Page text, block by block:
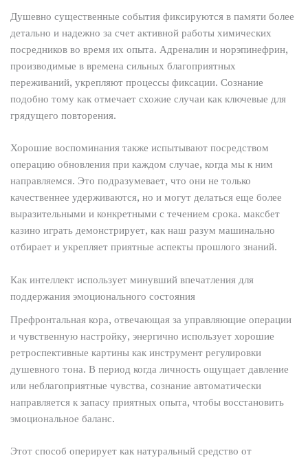
Душевно существенные события фиксируются в памяти более
детально и надежно за счет активной работы химических
посредников во время их опыта. Адреналин и норэпинефрин,
производимые в времена сильных благоприятных
переживаний, укрепляют процессы фиксации. Сознание
подобно тому как отмечает схожие случаи как ключевые для
грядущего повторения.
Хорошие воспоминания также испытывают посредством
операцию обновления при каждом случае, когда мы к ним
направляемся. Это подразумевает, что они не только
качественнее удерживаются, но и могут делаться еще более
выразительными и конкретными с течением срока. максбет
казино играть демонстрирует, как наш разум машинально
отбирает и укрепляет приятные аспекты прошлого знаний.
Как интеллект использует минувший впечатления для
поддержания эмоционального состояния
Префронтальная кора, отвечающая за управляющие операции
и чувственную настройку, энергично использует хорошие
ретроспективные картины как инструмент регулировки
душевного тона. В период когда личность ощущает давление
или неблагоприятные чувства, сознание автоматически
направляется к запасу приятных опыта, чтобы восстановить
эмоциональное баланс.
Этот способ оперирует как натуральный средство от